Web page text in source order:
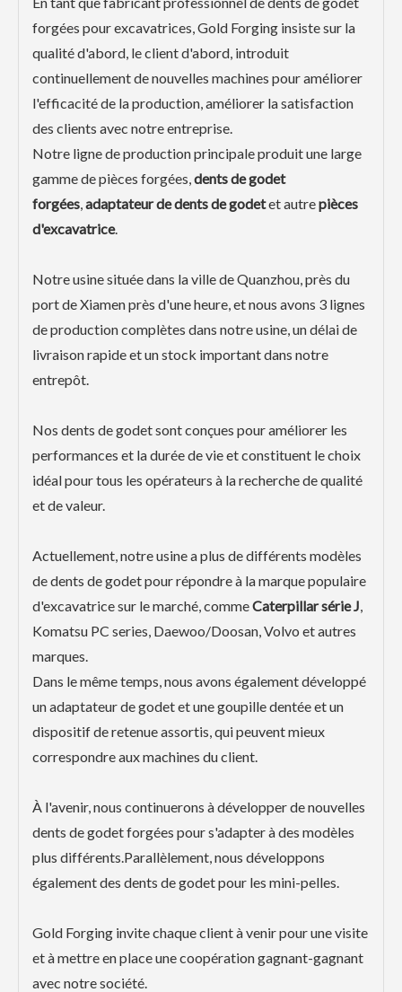
forgées pour excavatrices, Gold Forging insiste sur la
qualité d'abord, le client d'abord, introduit
continuellement de nouvelles machines pour améliorer
l'efficacité de la production, améliorer la satisfaction
des clients avec notre entreprise.
Notre ligne de production principale produit une large
gamme de pièces forgées,dents de godet
forgées,adaptateur de dents de godetet autrepièces
d'excavatrice.
Notre usine située dans la ville de Quanzhou, près du
port de Xiamen près d'une heure, et nous avons 3 lignes
de production complètes dans notre usine, un délai de
livraison rapide et un stock important dans notre
entrepôt.
Nos dents de godet sont conçues pour améliorer les
performances et la durée de vie et constituent le choix
idéal pour tous les opérateurs à la recherche de qualité
et de valeur.
Actuellement, notre usine a plus de différents modèles
de dents de godet pour répondre à la marque populaire
d'excavatrice sur le marché, commeCaterpillar série J,
Komatsu PC series, Daewoo/Doosan, Volvo et autres
marques.
Dans le même temps, nous avons également développé
un adaptateur de godet et une goupille dentée et un
dispositif de retenue assortis, qui peuvent mieux
correspondre aux machines du client.
À l'avenir, nous continuerons à développer de nouvelles
dents de godet forgées pour s'adapter à des modèles
plus différents.Parallèlement, nous développons
également des dents de godet pour les mini-pelles.
Gold Forging invite chaque client à venir pour une visite
et à mettre en place une coopération gagnant-gagnant
avec notre société.